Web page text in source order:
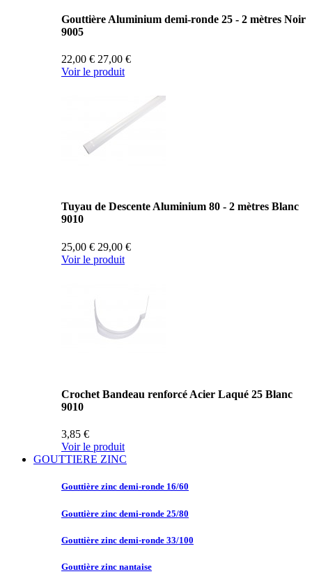
Gouttière Aluminium demi-ronde 25 - 2 mètres Noir
9005
22,00 € 27,00 €
Voir le produit
Tuyau de Descente Aluminium 80 - 2 mètres Blanc
9010
25,00 € 29,00 €
Voir le produit
Crochet Bandeau renforcé Acier Laqué 25 Blanc
9010
3,85 €
Voir le produit
GOUTTIERE ZINC
Gouttière zinc demi-ronde 16/60
Gouttière zinc demi-ronde 25/80
Gouttière zinc demi-ronde 33/100
Gouttière zinc nantaise